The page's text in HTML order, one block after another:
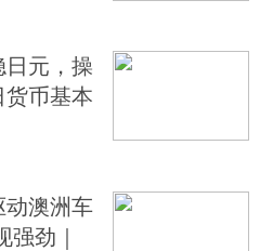
元，操
币基本
动澳洲车
劲｜